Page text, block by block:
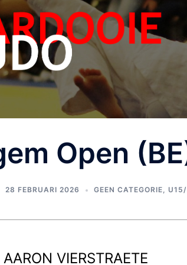
Open
28 FEBRUARI 2026 GEEN CATEGORIE,
AARON VIERSTRAETE